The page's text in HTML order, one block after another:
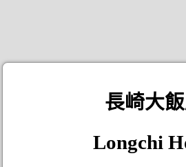
長崎大
Longchi